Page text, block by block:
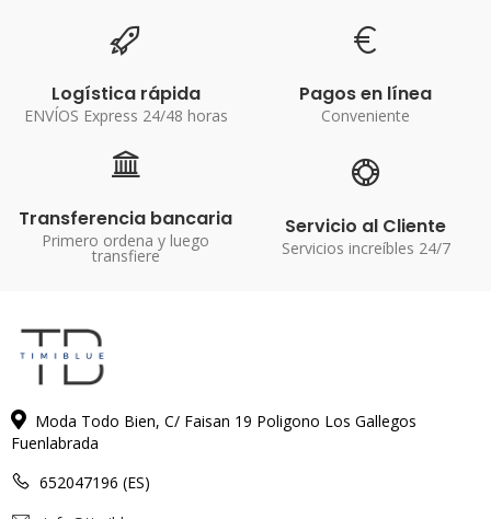
Logística rápida
ENVÍOS Express 24/48 horas
Pagos en línea
Conveniente
Transferencia bancaria
Primero ordena y luego
transfiere
Servicio al Cliente
Servicios increíbles 24/7
Moda Todo Bien, C/ Faisan 19 Poligono Los Gallegos
Fuenlabrada
652047196 (ES)